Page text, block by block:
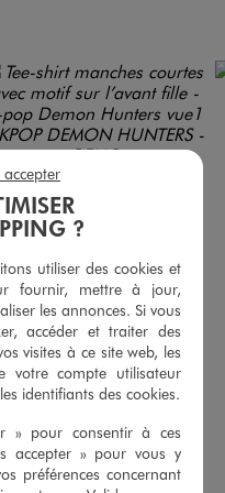
shirt manches courtes avec motif sur l’avant fille - K-pop Demon Hunters
10,99 €
AJOUTER
?
utiliser des cookies et
fournir, mettre à jour,
les annonces. Si vous
accéder et traiter des
visites à ce site web, les
votre compte utilisateur
identifiants des cookies.
» pour consentir à ces
accepter » pour vous y
préférences concernant